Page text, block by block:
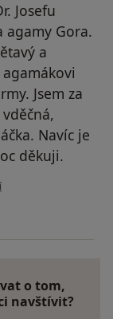
Josefu
agamy Gora.
a
Jsem za
Navíc je
děkuji.
Gabriela
o tom,
navštívit?